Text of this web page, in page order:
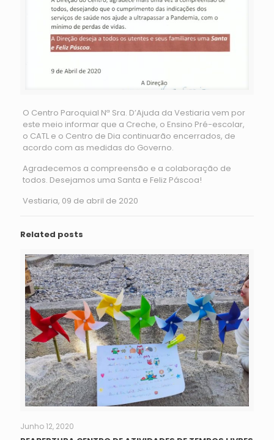
O Centro Paroquial Nª Sra. D’Ajuda da Vestiaria vem por
este meio informar que a Creche, o Ensino Pré-escolar,
o CATL e o Centro de Dia continuarão encerrados, de
acordo com as medidas do Governo.
Agradecemos a compreensão e a colaboração de
todos. Desejamos uma Santa e Feliz Páscoa!
Vestiaria, 09 de abril de 2020
Related posts
Junho 12, 2020